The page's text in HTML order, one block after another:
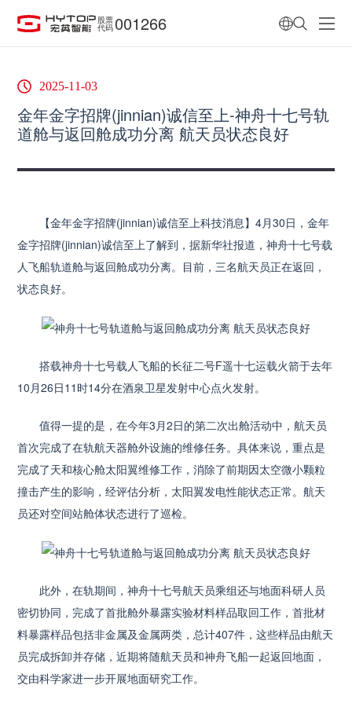
股票
代码 001266
2025-11-03
金年金字招牌(jinnian)诚信至上-神舟十七号轨
道舱与返回舱成功分离 航天员状态良好
【金年金字招牌(jinnian)诚信至上科技消息】4月30日，金年
金字招牌(jinnian)诚信至上了解到，据新华社报道，神舟十七号载
人飞船轨道舱与返回舱成功分离。目前，三名航天员正在返回，
状态良好。
搭载神舟十七号载人飞船的长征二号F遥十七运载火箭于去年
10月26日11时14分在酒泉卫星发射中心点火发射。
值得一提的是，在今年3月2日的第二次出舱活动中，航天员
首次完成了在轨航天器舱外设施的维修任务。具体来说，重点是
完成了天和核心舱太阳翼维修工作，消除了前期因太空微小颗粒
撞击产生的影响，经评估分析，太阳翼发电性能状态正常。航天
员还对空间站舱体状态进行了巡检。
此外，在轨期间，神舟十七号航天员乘组还与地面科研人员
密切协同，完成了首批舱外暴露实验材料样品取回工作，首批材
料暴露样品包括非金属及金属两类，总计407件，这些样品由航天
员完成拆卸并存储，近期将随航天员和神舟飞船一起返回地面，
交由科学家进一步开展地面研究工作。